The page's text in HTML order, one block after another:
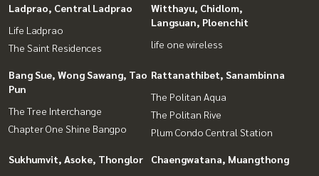
Ladprao, Central Ladprao
Life Ladprao
The Saint Residences
Witthayu, Chidlom,
Langsuan, Ploenchit
life one wireless
Bang Sue, Wong Sawang, Tao
Pun
The Tree Interchange
Chapter One Shine Bangpo
Rattanathibet, Sanambinna
The Politan Aqua
The Politan Rive
Plum Condo Central Station
Sukhumvit, Asoke, Thonglor
Chaengwatana, Muangthong